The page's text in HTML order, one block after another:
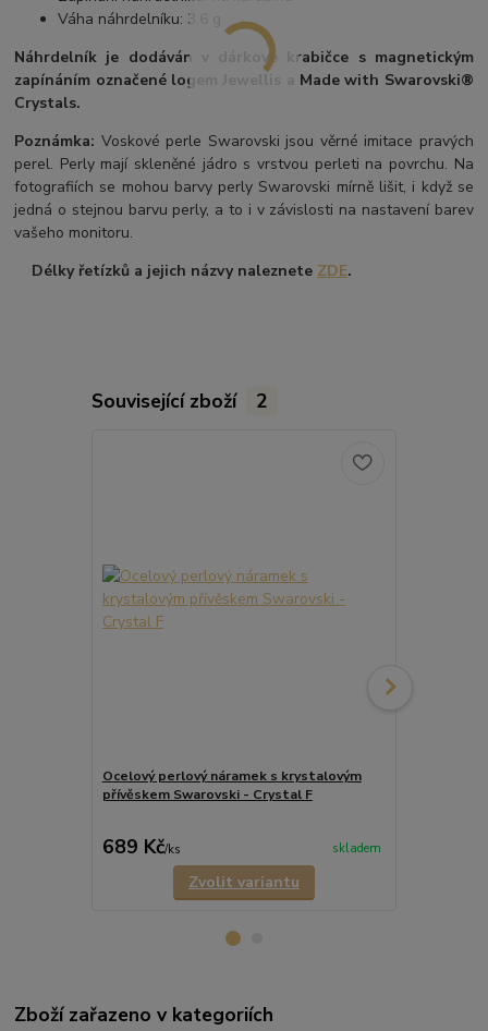
Váha náhrdelníku: 3,6 g
Náhrdelník je dodáván v dárkové krabičce s magnetickým
zapínáním označené logem Jewellis a Made with Swarovski®
Crystals.
Poznámka: Voskové perle Swarovski jsou věrné imitace pravých
perel. Perly mají skleněné jádro s vrstvou perleti na povrchu. Na
fotografiích se mohou barvy perly Swarovski mírně lišit, i když se
jedná o stejnou barvu perly, a to i v závislosti na nastavení barev
vašeho monitoru.
Délky řetízků a jejich názvy naleznete ZDE.
Související zboží 2
Ocelový perlový náramek s krystalovým
přívěskem Swarovski - Crystal F
689 Kč/ks skladem
Zvolit variantu
Zboží zařazeno v kategoriích